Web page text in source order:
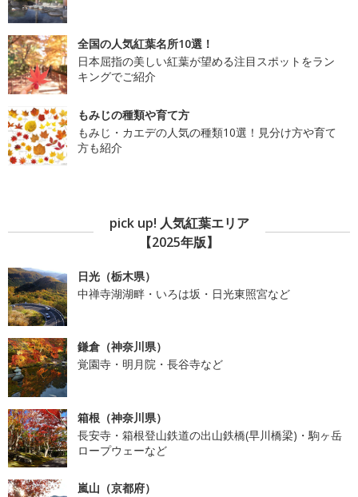
全国の人気紅葉名所10選！
日本屈指の美しい紅葉が望める注目スポットをラン
キングでご紹介
もみじの種類や育て方
もみじ・カエデの人気の種類10選！見分け方や育て
方も紹介
pick up! 人気紅葉エリア
【2025年版】
日光（栃木県）
中禅寺湖湖畔・いろは坂・日光東照宮など
鎌倉（神奈川県）
覚園寺・明月院・長谷寺など
箱根（神奈川県）
長安寺・箱根登山鉄道の出山鉄橋(早川橋梁)・駒ヶ岳
ロープウェーなど
嵐山（京都府）